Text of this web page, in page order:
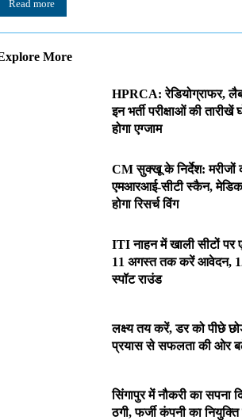
Read more
More
HPRCA: रेडियोग्राफर,
इन भर्ती परीक्षाओं की
होगा एग्जाम
CM सुक्खू के निर्देश: मरीजों
एमआरआई-सीटी स्कैन,
होगा रिसर्च विंग
ITI नाहन में खाली सीटों पर
11 अगस्त तक करें आवेदन,
स्पॉट राउंड
लक्ष्य तय करें, डर को पीछे
प्रयास से सफलता की ओर
सिंगापुर में नौकरी का सपना
ठगी, फर्जी कंपनी का